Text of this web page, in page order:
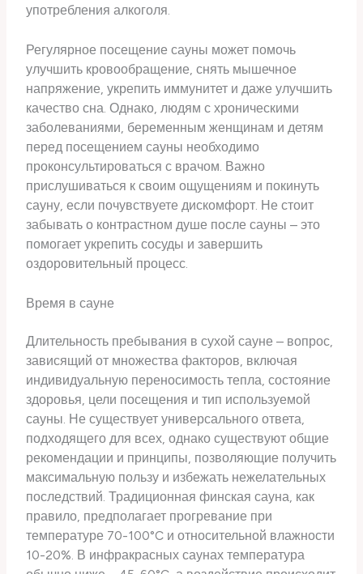
употребления алкоголя.
Регулярное посещение сауны может помочь
улучшить кровообращение, снять мышечное
напряжение, укрепить иммунитет и даже улучшить
качество сна. Однако, людям с хроническими
заболеваниями, беременным женщинам и детям
перед посещением сауны необходимо
проконсультироваться с врачом. Важно
прислушиваться к своим ощущениям и покинуть
сауну, если почувствуете дискомфорт. Не стоит
забывать о контрастном душе после сауны – это
помогает укрепить сосуды и завершить
оздоровительный процесс.
Время в сауне
Длительность пребывания в сухой сауне – вопрос,
зависящий от множества факторов, включая
индивидуальную переносимость тепла, состояние
здоровья, цели посещения и тип используемой
сауны. Не существует универсального ответа,
подходящего для всех, однако существуют общие
рекомендации и принципы, позволяющие получить
максимальную пользу и избежать нежелательных
последствий. Традиционная финская сауна, как
правило, предполагает прогревание при
температуре 70-100°C и относительной влажности
10-20%. В инфракрасных саунах температура